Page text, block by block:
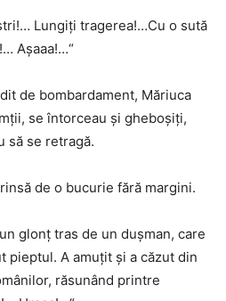
Lungiţi tragerea!…Cu o sută
Aşaaa!…“
de bombardament, Măriuca
se întorceau şi gheboşiţi,
să se retragă.
de o bucurie fără margini.
glonţ tras de un duşman, care
pieptul. A amuţit şi a căzut din
răsunând printre